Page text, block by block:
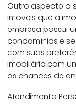
Outro aspecto a
imóveis que a
empresa possui
condomínios e
com suas
imobiliária com
as chances de
Atendimento